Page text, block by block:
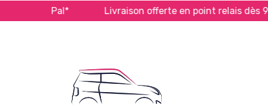
Livraison offerte en point relais dès 99 €